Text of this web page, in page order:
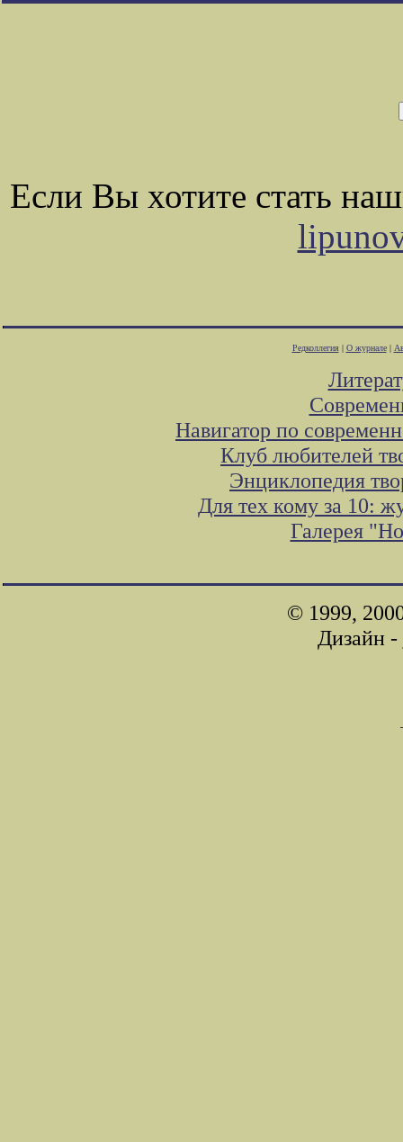
Если Вы хотите стать
Редколлегия| О журнале|
Навигатор по
Клуб любителей
Энциклопедия
Для тех кому за 10:
Галерея
© 1999,
Дизайн -